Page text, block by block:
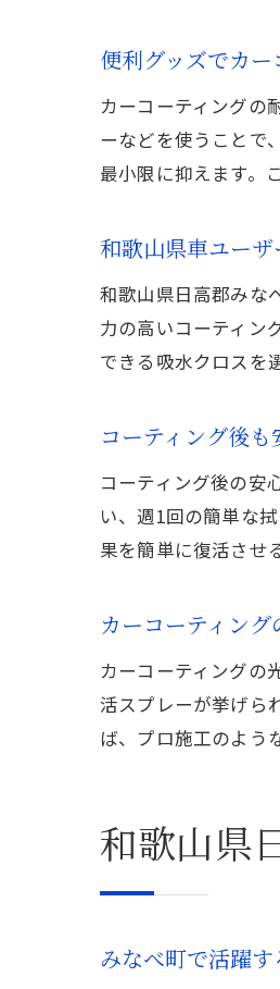
便利グッズでカ
カーコーティングの
ーなどを使うことで
最小限に抑えます。
和歌山県車ユー
和歌山県日高郡みな
力の高いコーティン
できる吸水クロスを
コーティング後
コーティング後の安
い、週1回の簡単な
果を簡単に復活させ
カーコーティン
カーコーティングの
活スプレーが挙げら
ば、プロ施工のよう
和歌山県
みなべ町で活躍